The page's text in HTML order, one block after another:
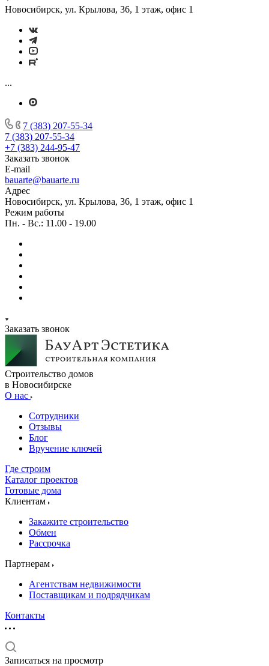
Новосибирск, ул. Крылова, 36, 1 этаж, офис 1
...
7 (383) 207-55-34
7 (383) 207-55-34
+7 (383) 244-95-47
Заказать звонок
E-mail
bauarte@bauarte.ru
Адрес
Новосибирск, ул. Крылова, 36, 1 этаж, офис 1
Режим работы
Пн. - Вс.: 11.00 - 19.00
Заказать звонок
Строительство домов
в Новосибирске
О нас
Сотрудники
Отзывы
Блог
Вручение ключей
Где строим
Каталог проектов
Готовые дома
Клиентам
Закажите строительство
Обмен
Рассрочка
Партнерам
Агентствам недвижимости
Поставщикам и подрядчикам
Контакты
Записаться на просмотр